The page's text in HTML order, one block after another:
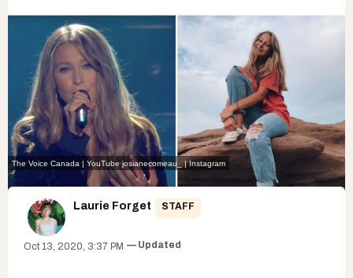
The Voice Canada | YouTube josianecomeau_ | Instagram
Laurie Forget STAFF
Oct 13, 2020, 3:37 PM Updated